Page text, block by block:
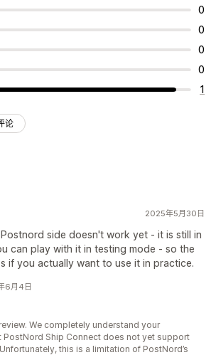
0
0
0
0
1
论
2025年5月30日
side doesn't work yet - it is still in
can play with it in testing mode - so the
if you actually want to use it in practice.
6月4日
We completely understand your
PostNord Ship Connect does not yet support
this is a limitation of PostNord’s